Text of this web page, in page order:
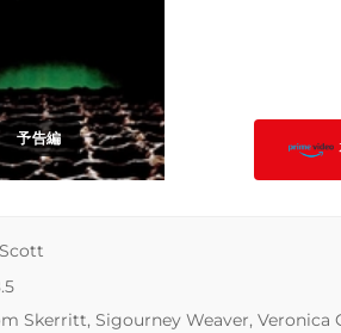
予告編
Skerritt, Sigourney Weaver, Veronica